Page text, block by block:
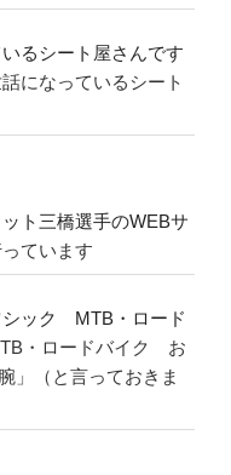
るシート屋さんです
になっているシート
ト三橋選手のWEBサ
ています
シック MTB・ロード
・ロードバイク お
」（と言っておきま